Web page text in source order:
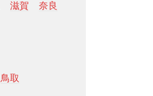
滋賀 奈良
鳥取